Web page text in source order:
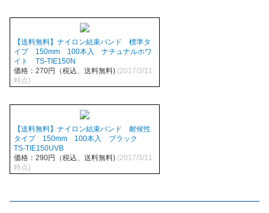
【送料無料】ナイロン結束バンド 標準タ
イプ 150mm 100本入 ナチュナルホワ
イト TS-TIE150N
価格：270円（税込、送料無料) (2017/3/11
時点)
【送料無料】ナイロン結束バンド 耐候性
タイプ 150mm 100本入 ブラック
TS-TIE150UVB
価格：290円（税込、送料無料) (2017/3/11
時点)